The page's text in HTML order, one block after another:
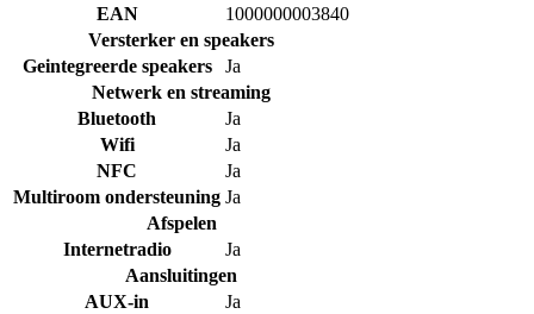
EAN
1000000003840
Versterker en speakers
Geintegreerde speakers
Ja
Netwerk en streaming
Bluetooth
Ja
Wifi
Ja
NFC
Ja
Multiroom ondersteuning Ja
Afspelen
Internetradio
Ja
Aansluitingen
AUX-in
Ja